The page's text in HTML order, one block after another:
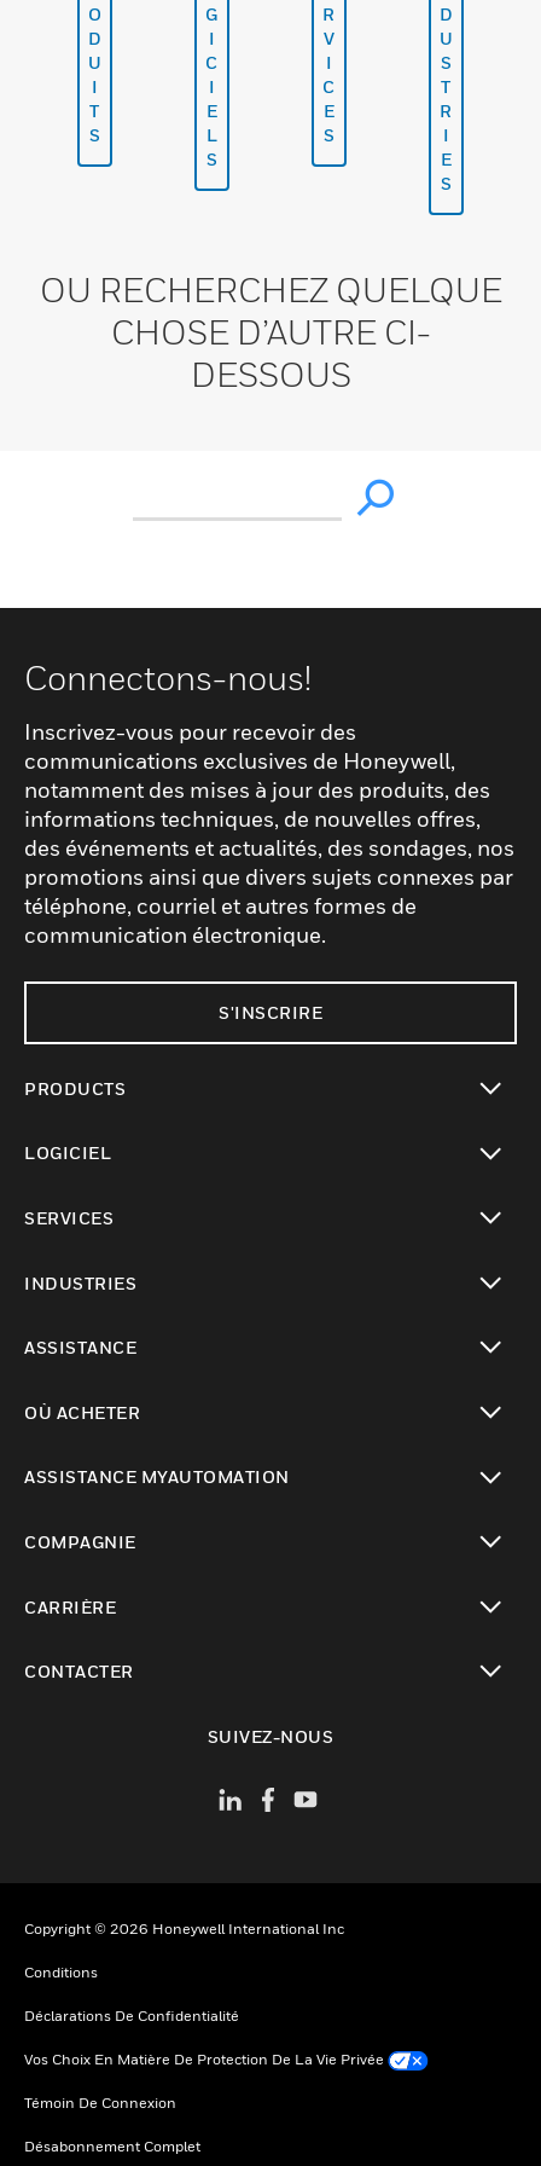
O
D
U
I
T
S
G
I
C
I
E
L
S
R
V
I
C
E
S
D
U
S
T
R
I
E
S
OU RECHERCHEZ QUELQUE
CHOSE D’AUTRE CI-
DESSOUS
Connectons-nous!
Inscrivez-vous pour recevoir des
communications exclusives de Honeywell,
notamment des mises à jour des produits, des
informations techniques, de nouvelles offres,
des événements et actualités, des sondages, nos
promotions ainsi que divers sujets connexes par
téléphone, courriel et autres formes de
communication électronique.
S'INSCRIRE
PRODUCTS
LOGICIEL
SERVICES
INDUSTRIES
ASSISTANCE
OÙ ACHETER
ASSISTANCE MYAUTOMATION
COMPAGNIE
CARRIÈRE
CONTACTER
SUIVEZ-NOUS
Copyright © 2026 Honeywell International Inc
Conditions
Déclarations De Confidentialité
Vos Choix En Matière De Protection De La Vie Privée
Témoin De Connexion
Désabonnement Complet